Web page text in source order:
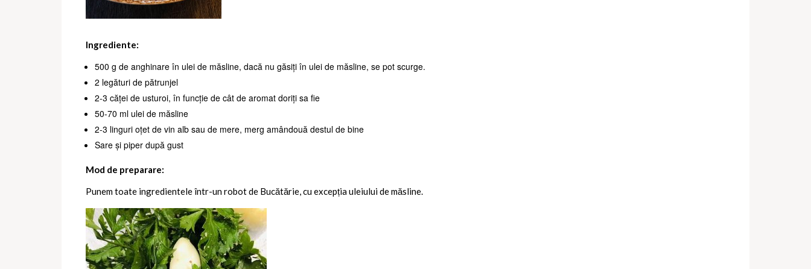
Ingrediente:
500 g de anghinare în ulei de măsline, dacă nu găsiți în ulei de măsline, se pot scurge.
2 legături de pătrunjel
2-3 căței de usturoi, în funcție de cât de aromat doriți sa fie
50-70 ml ulei de măsline
2-3 linguri oțet de vin alb sau de mere, merg amândouă destul de bine
Sare și piper după gust
Mod de preparare:
Punem toate ingredientele într-un robot de Bucătărie, cu excepția uleiului de măsline.